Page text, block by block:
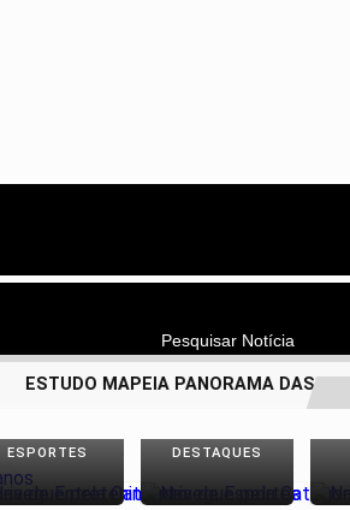
Pesquisar Notícia
ESTUDO MAPEIA PANORAMA DAS
ESPORTES DESTAQUES